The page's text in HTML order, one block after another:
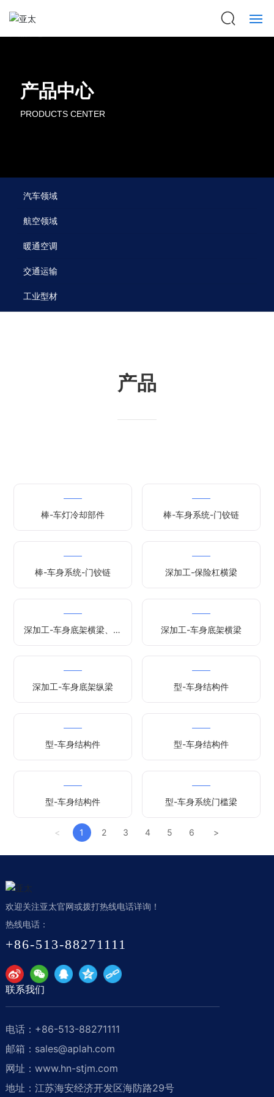
关于亚太
产品中心
联系我们
ENGLISH
产品中心
PRODUCTS CENTER
汽车领域
航空领域
暖通空调
交通运输
工业型材
产品
棒-车灯冷却部件 棒-车身系统-门铰链
棒-车身系统-门铰链 深加工-保险杠横梁
深加工-车身底架横梁、纵
深加工-车身底架横梁
深加工-车身底架纵梁 型-车身结构件
型-车身结构件 型-车身结构件
型-车身结构件 型-车身系统门槛梁
< 1 2 3 4 5 6 >
欢迎关注亚太官网或拨打热线电话详询！
热线电话：
+86-513-88271111
联系我们
电话： +86-513-88271111
邮箱： sales@aplah.com
网址：www.hn-stjm.com
地址：江苏海安经济开发区海防路29号